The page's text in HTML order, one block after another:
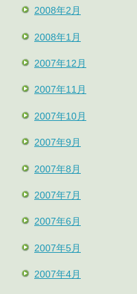
2008年2月
2008年1月
2007年12月
2007年11月
2007年10月
2007年9月
2007年8月
2007年7月
2007年6月
2007年5月
2007年4月